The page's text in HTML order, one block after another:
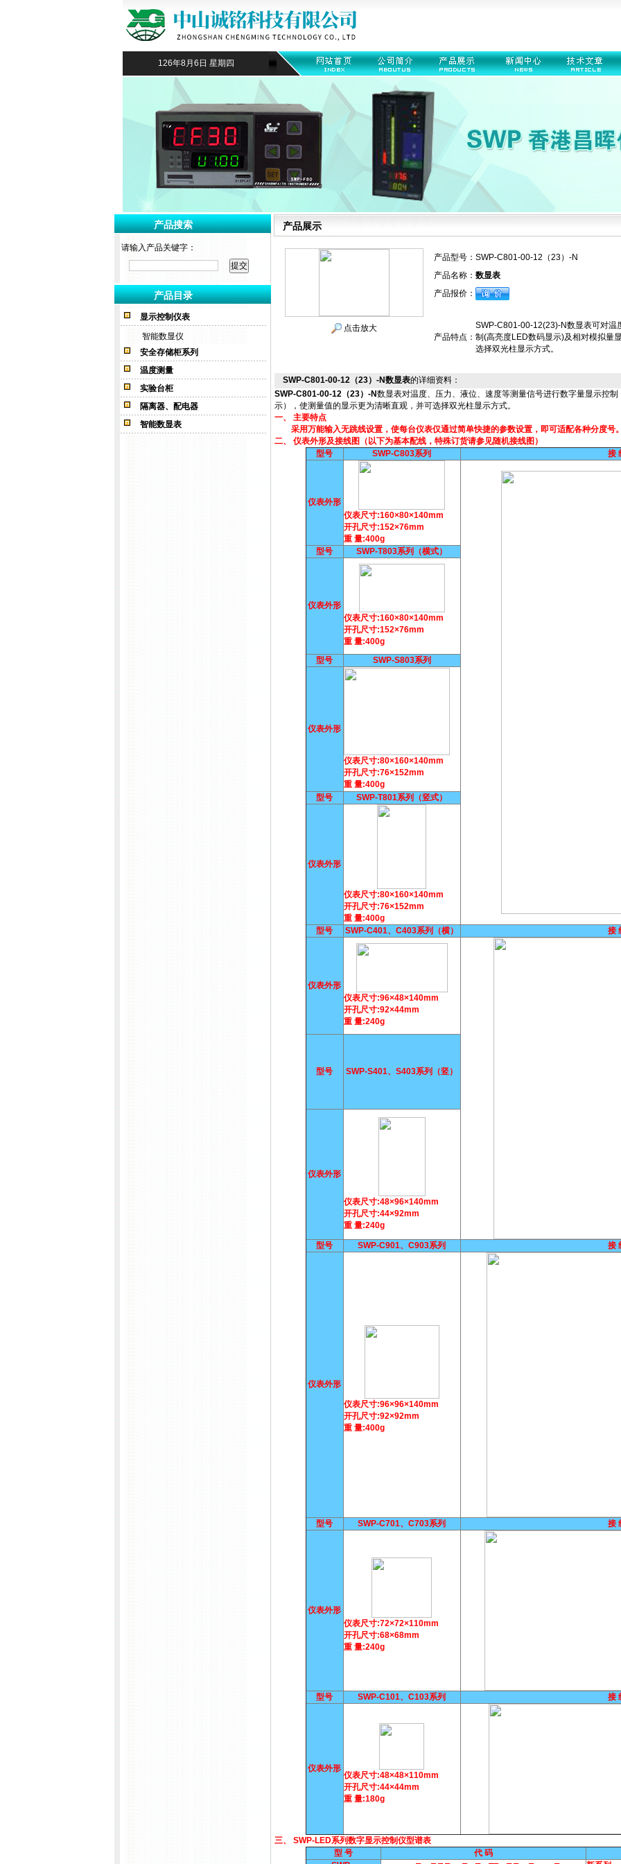
126年8月6日 星期四
产品搜索
请输入产品关键字：
产品目录
显示控制仪表
智能数显仪
安全存储柜系列
温度测量
实验台柜
隔离器、配电器
智能数显表
产品展示
点击放大
产品型号： SWP-C801-00-12（23）-N
产品名称： 数显表
产品报价：
产品特点：
SWP-C801-00-12(23)-N数显表可对温
制(高亮度LED数码显示)及相对模拟量
选择双光柱显示方式。
SWP-C801-00-12（23）-N数显表的详细资料：
SWP-C801-00-12（23）-N数显表对温度、压力、液位、速度等测量信号进行数字量显示控
示），使测量值的显示更为清晰直观，并可选择双光柱显示方式。
一、 主要特点
采用万能输入无跳线设置，使每台仪表仅通过简单快捷的参数设置，即可适配各种分度号
二、 仪表外形及接线图（以下为基本配线，特殊订货请参见随机接线图）
型号
SWP-C803系列 接
仪表外形
仪表尺寸:160×80×140mm
开孔尺寸:152×76mm
重 量:400g
型号
SWP-T803系列（横式）
仪表外形
仪表尺寸:160×80×140mm
开孔尺寸:152×76mm
重 量:400g
型号
SWP-S803系列
仪表外形
仪表尺寸:80×160×140mm
开孔尺寸:76×152mm
重 量:400g
型号
SWP-T801系列（竖式）
仪表外形
仪表尺寸:80×160×140mm
开孔尺寸:76×152mm
重 量:400g
型号
SWP-C401、C403系列（横） 接
仪表外形
仪表尺寸:96×48×140mm
开孔尺寸:92×44mm
重 量:240g
型号 SWP-S401、S403系列（竖）
仪表外形
仪表尺寸:48×96×140mm
开孔尺寸:44×92mm
重 量:240g
型号 SWP-C901、C903系列 接
仪表外形
仪表尺寸:96×96×140mm
开孔尺寸:92×92mm
重 量:400g
型号 SWP-C701、C703系列 接
仪表外形
仪表尺寸:72×72×110mm
开孔尺寸:68×68mm
重 量:240g
型号 SWP-C101、C103系列 接
仪表外形
仪表尺寸:48×48×110mm
开孔尺寸:44×44mm
重 量:180g
三、 SWP-LED系列数字显示控制仪型谱表
型 号
代 码